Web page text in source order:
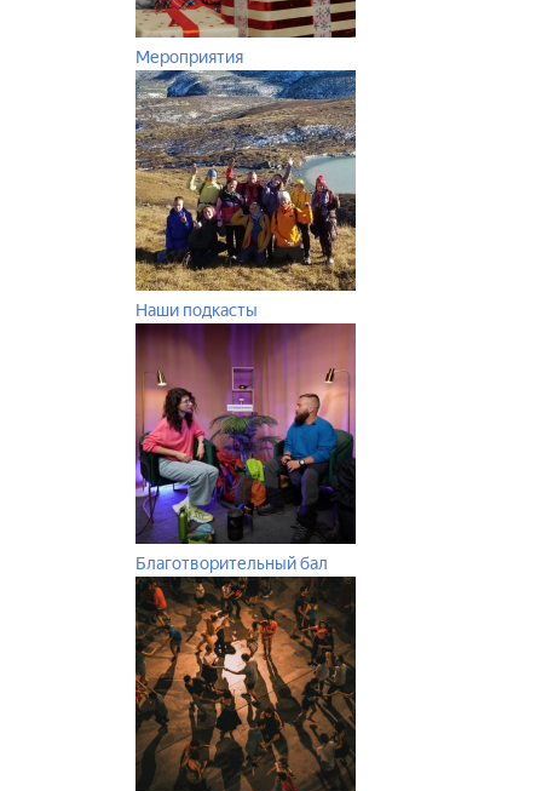
Мероприятия
Наши подкасты
Благотворительный бал